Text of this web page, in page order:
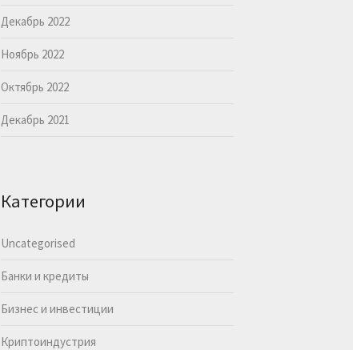
Декабрь 2022
Ноябрь 2022
Октябрь 2022
Декабрь 2021
Категории
Uncategorised
Банки и кредиты
Бизнес и инвестиции
Криптоиндустрия